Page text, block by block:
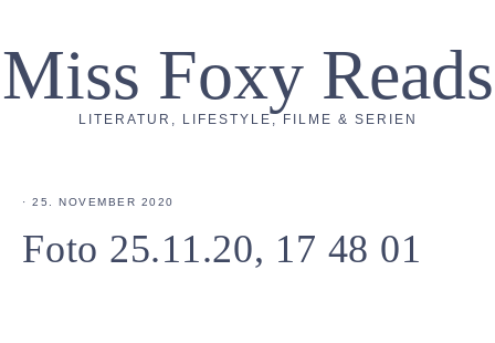
Miss Foxy Reads
LITERATUR, LIFESTYLE, FILME & SERIEN
· 25. NOVEMBER 2020
Foto 25.11.20, 17 48 01